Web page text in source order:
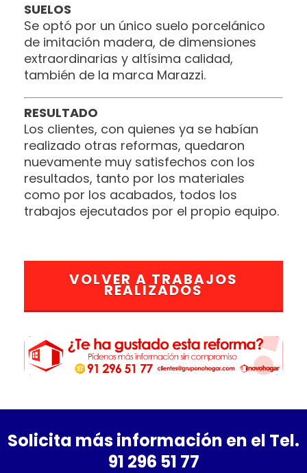
SUELOS
Se optó por un único suelo porcelánico
de imitación madera, de dimensiones
extraordinarias y altísima calidad,
también de la marca Marazzi.
RESULTADO
Los clientes, con quienes ya se habían
realizado otras reformas, quedaron
nuevamente muy satisfechos con los
resultados, tanto por los materiales
como por los acabados, todos los
trabajos ejecutados por el propio equipo.
VOLVER A TRABAJOS
REALIZADOS
Solicita más información en el Tel.
91 296 51 77